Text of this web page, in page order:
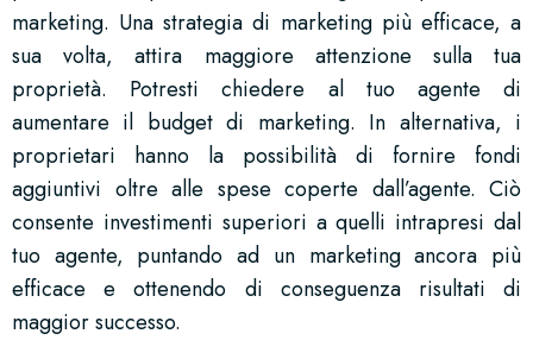
marketing. Una strategia di marketing più efficace, a
sua volta, attira maggiore attenzione sulla tua
proprietà. Potresti chiedere al tuo agente di
aumentare il budget di marketing. In alternativa, i
proprietari hanno la possibilità di fornire fondi
aggiuntivi oltre alle spese coperte dall’agente. Ciò
consente investimenti superiori a quelli intrapresi dal
tuo agente, puntando ad un marketing ancora più
efficace e ottenendo di conseguenza risultati di
maggior successo.